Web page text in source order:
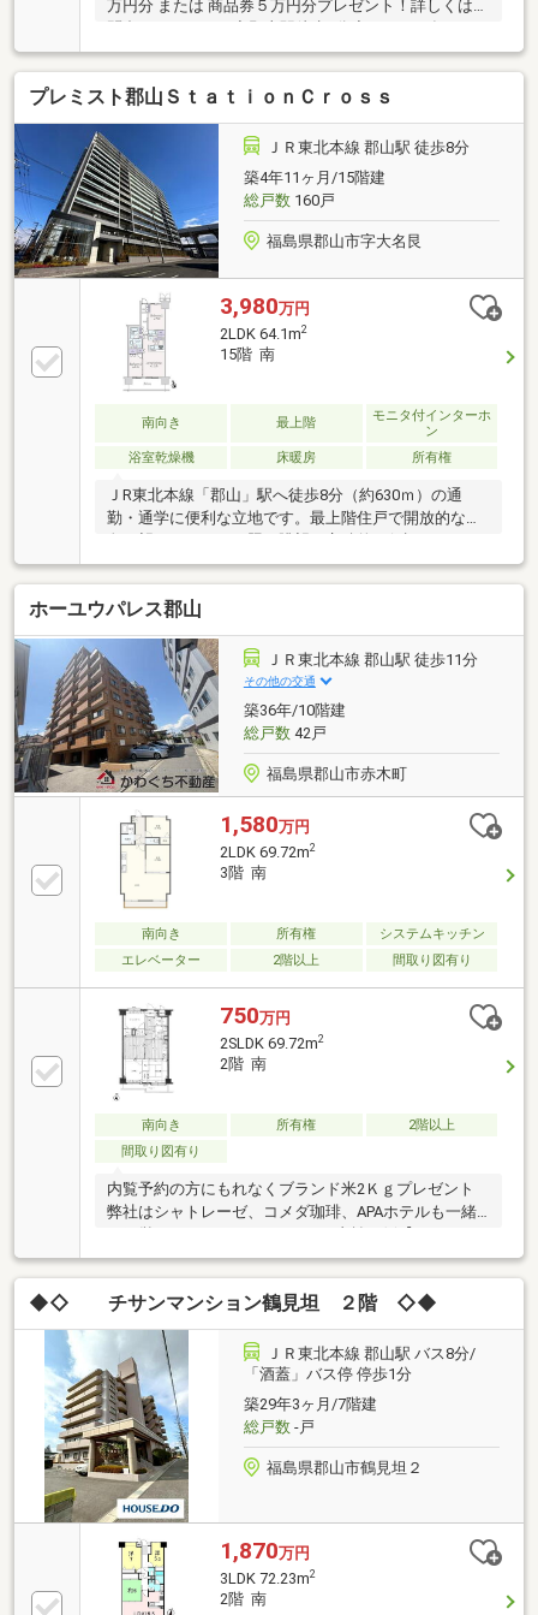
万円分 または 商品券５万円分プレゼント！詳しくはお
リフォーム工事済み（ユニットバス、システムキッチ
ン、和洋変更、クロス貼替等）◇東南角部屋なので日
当たり良好♪バルコニー広々♪◆マンションではめずら
しい幅広キッチン◇キッチン、洗濯機置場、お風呂が
近く家事動線のいい間取り♪◆24時間受け取れる便利
な宅配ボックス完備！〈周辺環境〉赤木小学校・・・
徒歩１０分第二中学校・・・徒歩２２分セブンイレブ
ン郡山大町2丁目店・・・徒歩８分成城石井エスパル
郡山店・・・徒歩１１分
プレミスト郡山ＳｔａｔｉｏｎＣｒｏｓｓ
ＪＲ東北本線 郡山駅 徒歩8分
築4年11ヶ月/15階建
総戸数160戸
福島県郡山市字大名艮
3,980万円
2LDK 64.1m2
15階 南
南向き 最上階
モニタ付インターホ
ン
浴室乾燥機
床暖房 所有権
ＪR東北本線「郡山」駅へ徒歩8分（約630ｍ）の通
勤・通学に便利な立地です。最上階住戸で開放的な景
色が望めます。（日照・眺望は永続的に保証されるも
のではございません）洋室2のウォールドアを畳むこ
とで1LDKとしてもご利用いただけます。給湯熱効率が
上昇し、日々のランニングコストを低減するエコジョ
ーズを採用しております。ペット飼育可（細則にて制
限有）
ホーユウパレス郡山
ＪＲ東北本線 郡山駅 徒歩11分
その他の交通
築36年/10階建
総戸数42戸
福島県郡山市赤木町
1,580万円
2LDK 69.72m2
3階 南
南向き 所有権
システムキッチン
エレベーター
2階以上 間取り図有り
750万円
2SLDK 69.72m2
2階 南
南向き 所有権
2階以上
間取り図有り
内覧予約の方にもれなくブランド米2Ｋｇプレゼント
弊社はシャトレーゼ、コメダ珈琲、APAホテルも一緒
に経営しております。■月々のお支払い例【22 824
円】（返済期間35年、金利０.7％、頭金なしの場合）
◆即日のご案内にも対応可能ですので、お気軽にご連
絡下さい！
◆◇ チサンマンション鶴見坦 ２階 ◇◆
ＪＲ東北本線 郡山駅 バス8分/
「酒蓋」バス停 停歩1分
築29年3ヶ月/7階建
総戸数-戸
福島県郡山市鶴見坦２
1,870万円
3LDK 72.23m2
2階 南